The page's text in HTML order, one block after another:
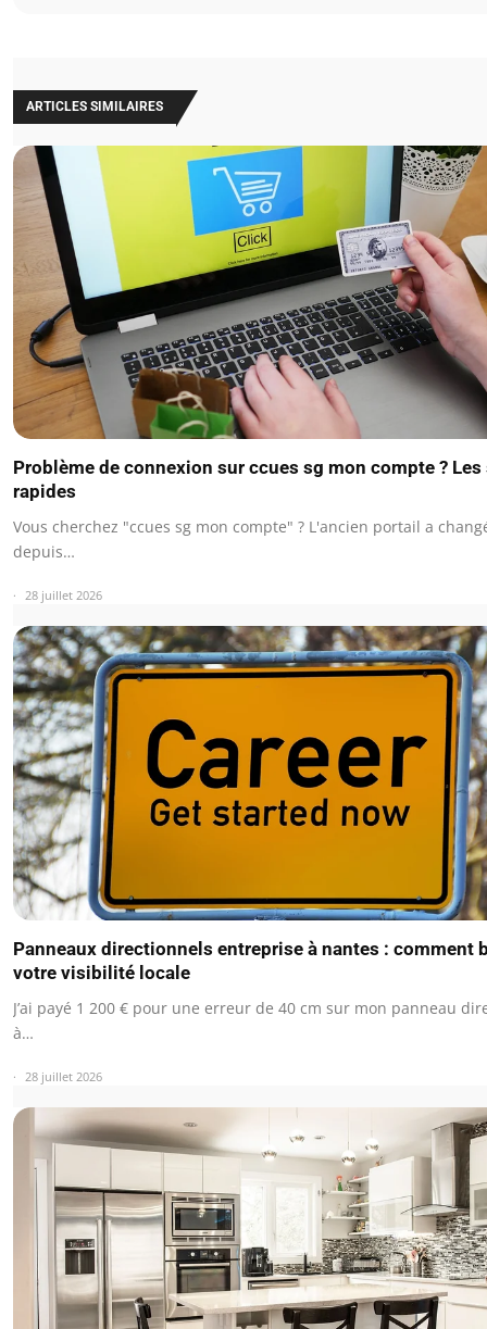
ARTICLES SIMILAIRES
Problème de connexion sur ccues sg mon compte ?
rapides
Vous cherchez "ccues sg mon compte" ? L'ancien portail a
depuis…
28 juillet 2026
Panneaux directionnels entreprise à nantes : comment
votre visibilité locale
J’ai payé 1 200 € pour une erreur de 40 cm sur mon panneau
à…
28 juillet 2026